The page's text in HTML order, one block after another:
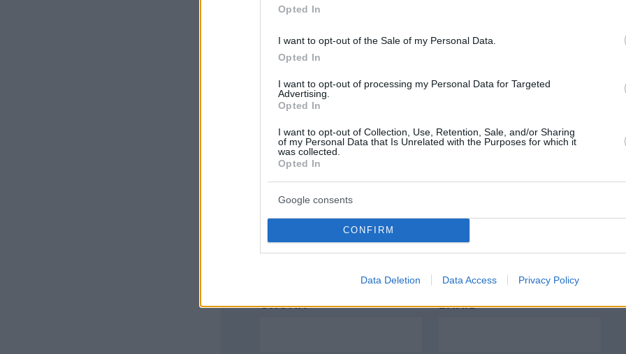
Opted In
I want to opt-out of the Sale of my Personal Data.
Opted In
I want to opt-out of processing my Personal Data for Targeted
Advertising.
Opted In
I want to opt-out of Collection, Use, Retention, Sale, and/or Sharing
of my Personal Data that Is Unrelated with the Purposes for which it
was collected.
Opted In
Google consents
CONFIRM
Data Deletion Data Access Privacy Policy
τις ειδήσεις
που συμβαίνουν, στοProtothema.gr
ΣΧΟΛΙΑ
ΌΝΟΜΑ * EMAIL